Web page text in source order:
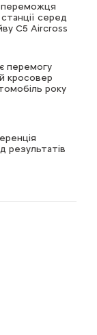
переможця
серед
C5 Aircross
перемогу
кросовер
року
результатів